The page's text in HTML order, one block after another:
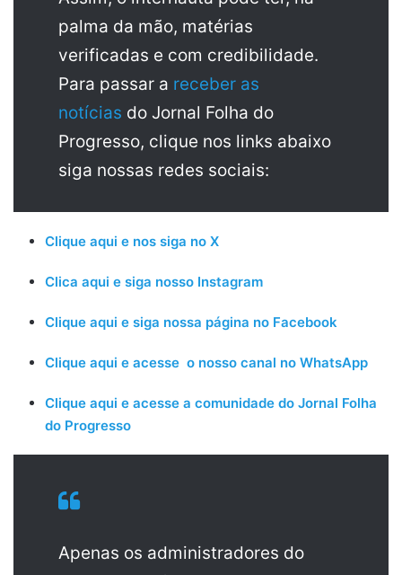
palma da mão, matérias
verificadas e com credibilidade.
Para passar a receber as
notícias do Jornal Folha do
Progresso, clique nos links abaixo
siga nossas redes sociais:
Clique aqui e nos siga no X
Clica aqui e siga nosso Instagram
Clique aqui e siga nossa página no Facebook
Clique aqui e acesse o nosso canal no WhatsApp
Clique aqui e acesse a comunidade do Jornal Folha
do Progresso
Apenas os administradores do